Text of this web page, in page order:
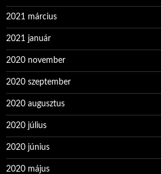
2021 március
2021 január
2020 november
2020 szeptember
2020 augusztus
2020 július
2020 június
2020 május